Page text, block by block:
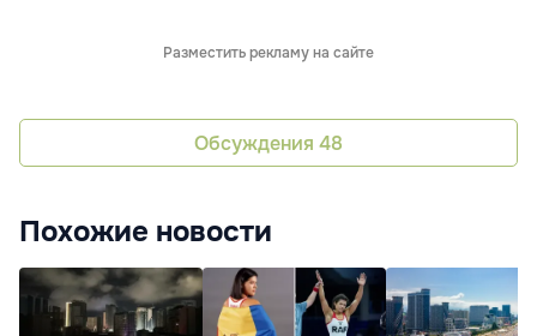
Разместить рекламу на сайте
Обсуждения 48
Похожие новости